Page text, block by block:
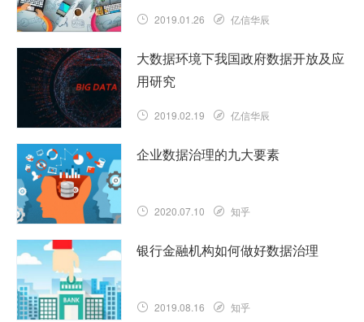
2019.01.26 亿信华辰
大数据环境下我国政府数据开放及应
用研究
2019.02.19 亿信华辰
企业数据治理的九大要素
2020.07.10 知乎
银行金融机构如何做好数据治理
2019.08.16 知乎